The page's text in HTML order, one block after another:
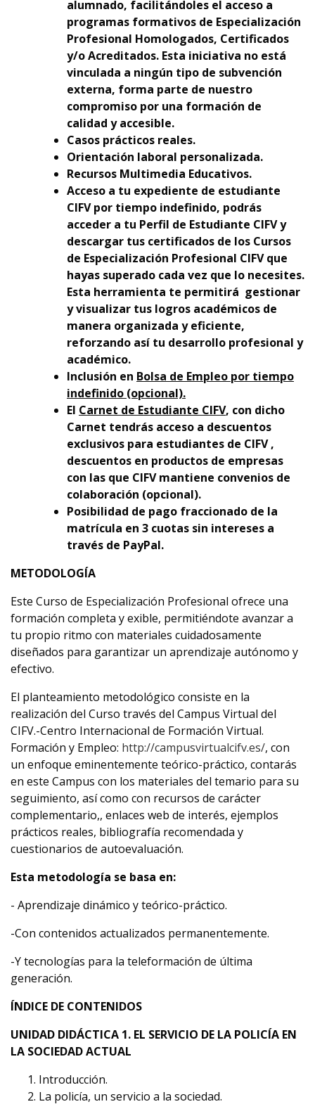
alumnado, facilitándoles el acceso a
programas formativos de Especialización
Profesional Homologados, Certificados
y/o Acreditados. Esta iniciativa no está
vinculada a ningún tipo de subvención
externa, forma parte de nuestro
compromiso por una formación de
calidad y accesible.
Casos prácticos reales.
Orientación laboral personalizada.
Recursos Multimedia Educativos.
Acceso a tu expediente de estudiante
CIFV por tiempo indefinido, podrás
acceder a tu Perfil de Estudiante CIFV y
descargar tus certificados de los Cursos
de Especialización Profesional CIFV que
hayas superado cada vez que lo necesites.
Esta herramienta te permitirá gestionar
y visualizar tus logros académicos de
manera organizada y eficiente,
reforzando así tu desarrollo profesional y
académico.
Inclusión en Bolsa de Empleo por tiempo
indefinido (opcional).
El Carnet de Estudiante CIFV, con dicho
Carnet tendrás acceso a descuentos
exclusivos para estudiantes de CIFV ,
descuentos en productos de empresas
con las que CIFV mantiene convenios de
colaboración (opcional).
Posibilidad de pago fraccionado de la
matrícula en 3 cuotas sin intereses a
través de PayPal.
METODOLOGÍA
Este Curso de Especialización Profesional ofrece una
formación completa y flexible, permitiéndote avanzar a
tu propio ritmo con materiales cuidadosamente
diseñados para garantizar un aprendizaje autónomo y
efectivo.
El planteamiento metodológico consiste en la
realización del Curso través del Campus Virtual del
CIFV.-Centro Internacional de Formación Virtual.
Formación y Empleo: http://campusvirtualcifv.es/, con
un enfoque eminentemente teórico-práctico, contarás
en este Campus con los materiales del temario para su
seguimiento, así como con recursos de carácter
complementario,, enlaces web de interés, ejemplos
prácticos reales, bibliografía recomendada y
cuestionarios de autoevaluación.
Esta metodología se basa en:
- Aprendizaje dinámico y teórico-práctico.
-Con contenidos actualizados permanentemente.
-Y tecnologías para la teleformación de última
generación.
ÍNDICE DE CONTENIDOS
UNIDAD DIDÁCTICA 1. EL SERVICIO DE LA POLICÍA EN
LA SOCIEDAD ACTUAL
Introducción.
La policía, un servicio a la sociedad.